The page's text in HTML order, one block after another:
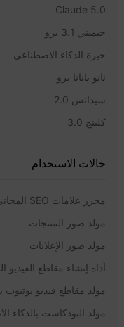
Claude 5.0
جيميني 3.1 برو
حيرة الذكاء الاصطناعي
نانو بانانا برو
سيدانس 2.0
كلينج 3.0
حالات الاستخدام
محرر علامات SEO المجاني
مولد صور المنتجات
مولد صور الإعلانات
أداة إنشاء مقاطع الفيديو
مولد مقاطع فيديو يوتيوب
مولد البودكاست بالذكاء